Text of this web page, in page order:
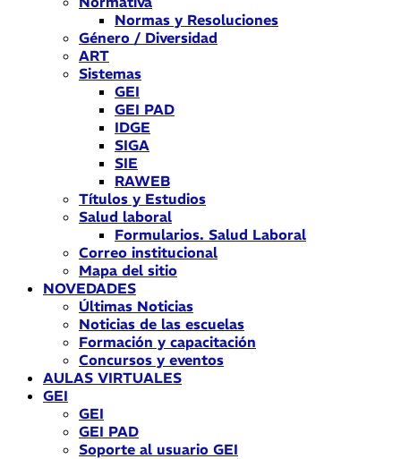
Normas y Resoluciones
Género / Diversidad
ART
Sistemas
GEI
GEI PAD
IDGE
SIGA
SIE
RAWEB
Títulos y Estudios
Salud laboral
Formularios. Salud Laboral
Correo institucional
Mapa del sitio
NOVEDADES
Últimas Noticias
Noticias de las escuelas
Formación y capacitación
Concursos y eventos
AULAS VIRTUALES
GEI
GEI
GEI PAD
Soporte al usuario GEI